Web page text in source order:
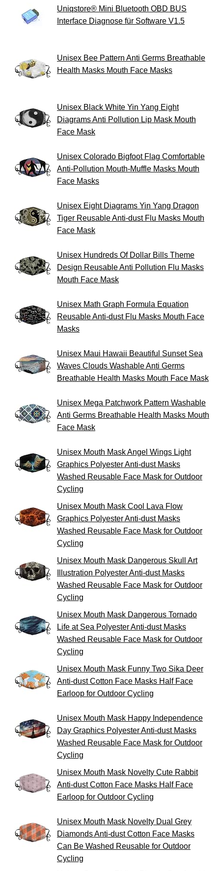
Uniqstore® Mini Bluetooth OBD BUS
Interface Diagnose für Software V1.5
Unisex Bee Pattern Anti Germs Breathable
Health Masks Mouth Face Masks
Unisex Black White Yin Yang Eight
Diagrams Anti Pollution Lip Mask Mouth
Face Mask
Unisex Colorado Bigfoot Flag Comfortable
Anti-Pollution Mouth-Muffle Masks Mouth
Face Masks
Unisex Eight Diagrams Yin Yang Dragon
Tiger Reusable Anti-dust Flu Masks Mouth
Face Mask
Unisex Hundreds Of Dollar Bills Theme
Design Reusable Anti Pollution Flu Masks
Mouth Face Mask
Unisex Math Graph Formula Equation
Reusable Anti-dust Flu Masks Mouth Face
Masks
Unisex Maui Hawaii Beautiful Sunset Sea
Waves Clouds Washable Anti Germs
Breathable Health Masks Mouth Face Mask
Unisex Mega Patchwork Pattern Washable
Anti Germs Breathable Health Masks Mouth
Face Mask
Unisex Mouth Mask Angel Wings Light
Graphics Polyester Anti-dust Masks
Washed Reusable Face Mask for Outdoor
Cycling
Unisex Mouth Mask Cool Lava Flow
Graphics Polyester Anti-dust Masks
Washed Reusable Face Mask for Outdoor
Cycling
Unisex Mouth Mask Dangerous Skull Art
Illustration Polyester Anti-dust Masks
Washed Reusable Face Mask for Outdoor
Cycling
Unisex Mouth Mask Dangerous Tornado
Life at Sea Polyester Anti-dust Masks
Washed Reusable Face Mask for Outdoor
Cycling
Unisex Mouth Mask Funny Two Sika Deer
Anti-dust Cotton Face Masks Half Face
Earloop for Outdoor Cycling
Unisex Mouth Mask Happy Independence
Day Graphics Polyester Anti-dust Masks
Washed Reusable Face Mask for Outdoor
Cycling
Unisex Mouth Mask Novelty Cute Rabbit
Anti-dust Cotton Face Masks Half Face
Earloop for Outdoor Cycling
Unisex Mouth Mask Novelty Dual Grey
Diamonds Anti-dust Cotton Face Masks
Can Be Washed Reusable for Outdoor
Cycling